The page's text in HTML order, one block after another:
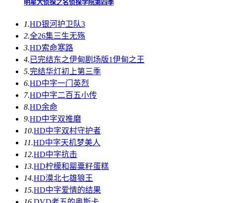
明星大侦探之名侦探学院第四季
1.HD银河护卫队3
2.全26集三生无殇
3.HD索命寒路
4.已完结东之伊甸剧场版1伊甸之王
5.完结华灯初上第三季
6.HD中字一门英烈
7.HD中字二百五小传
8.HD余命
9.HD中字双推磨
10.HD中字双村守护者
11.HD中字天机梦美人
12.HD中字抗击
13.HD柠檬和罂粟籽蛋糕
14.HD漠北七雄狼王
15.HD中字爱情的结果